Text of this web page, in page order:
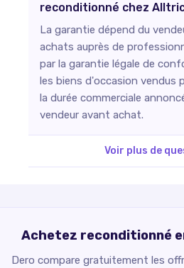
reconditionné chez
La garantie dépend du
achats auprès de
par la garantie légale de
les biens d'occasion vendus
la durée commerciale
vendeur avant achat.
Voir plus de
Achetez reconditionné
Dero compare gratuitement les